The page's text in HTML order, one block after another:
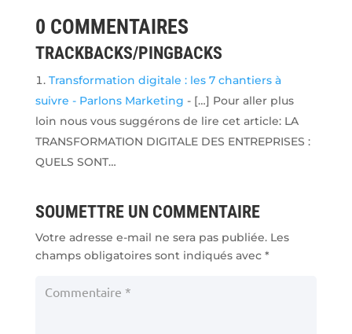
0 COMMENTAIRES
TRACKBACKS/PINGBACKS
Transformation digitale : les 7 chantiers à
suivre - Parlons Marketing - […] Pour aller plus
loin nous vous suggérons de lire cet article: LA
TRANSFORMATION DIGITALE DES ENTREPRISES :
QUELS SONT…
SOUMETTRE UN COMMENTAIRE
Votre adresse e-mail ne sera pas publiée. Les
champs obligatoires sont indiqués avec *